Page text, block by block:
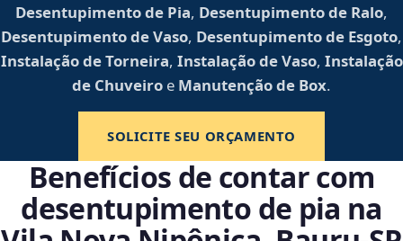
Desentupimento de Pia, Desentupimento de Ralo,
Desentupimento de Vaso, Desentupimento de Esgoto,
Instalação de Torneira, Instalação de Vaso, Instalação
de Chuveiro e Manutenção de Box.
SOLICITE SEU ORÇAMENTO
Benefícios de contar com
desentupimento de pia na